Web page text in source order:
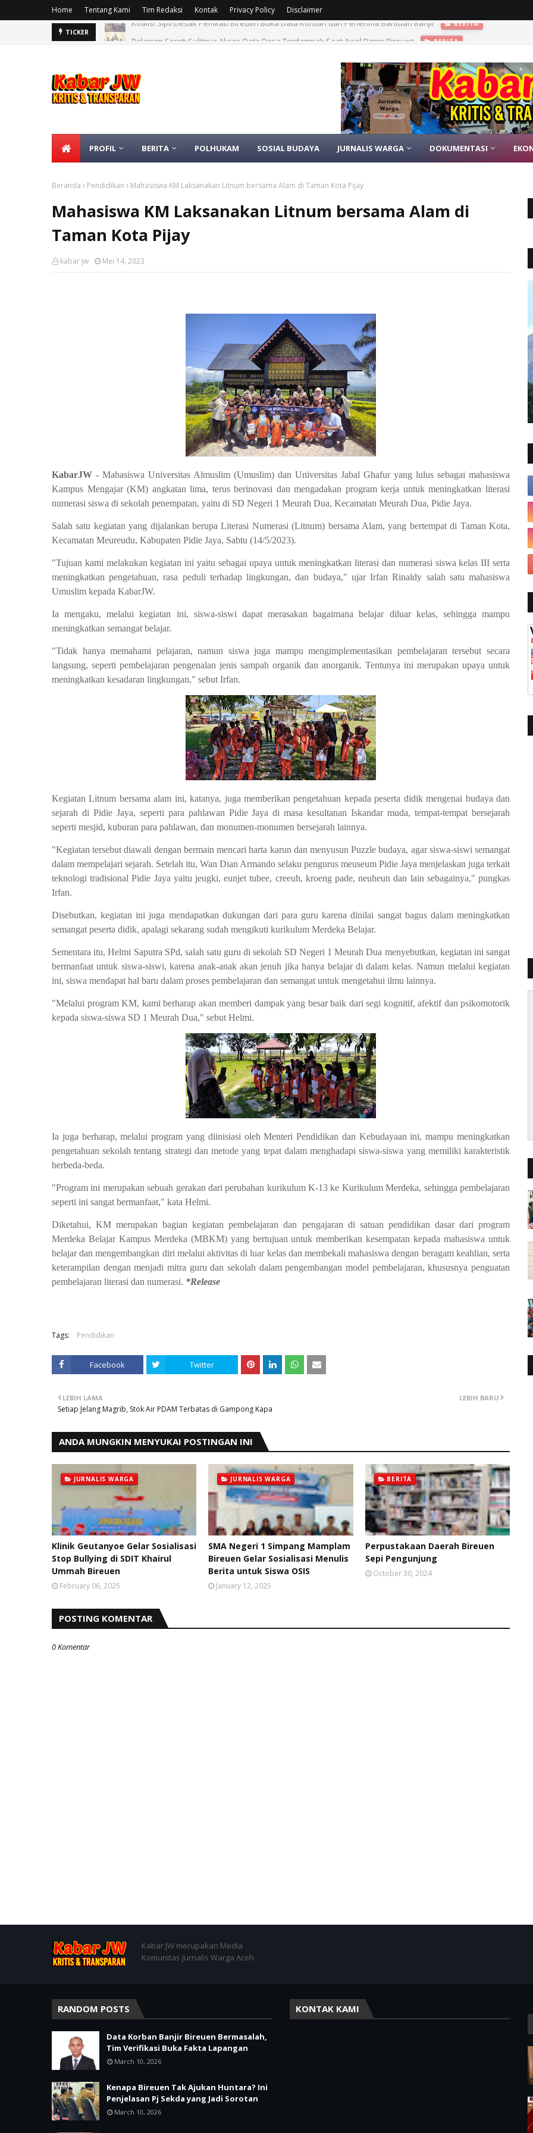
Home Tentang Kami Tim Redaksi Kontak Privacy Policy Disclaimer
TICKER
PROFIL BERITA POLHUKAM SOSIAL BUDAYA JURNALIS WARGA DOKUMENTASI
Beranda Pendidikan Mahasiswa KM Laksanakan Litnum bersama Alam di Taman Kota Pijay
Mahasiswa KM Laksanakan Litnum bersama Alam di
Taman Kota Pijay
kabar jw Mei 14, 2023
KabarJW - Mahasiswa Universitas Almuslim (Umuslim) dan Universitas Jabal Ghafur yang lulus sebagai mahasiswa
Kampus Mengajar (KM) angkatan lima, terus berinovasi dan mengadakan program kerja untuk meningkatkan literasi
numerasi siswa di sekolah penempatan, yaitu di SD Negeri 1 Meurah Dua, Kecamatan Meurah Dua, Pidie Jaya.
Salah satu kegiatan yang dijalankan berupa Literasi Numerasi (Litnum) bersama Alam, yang bertempat di Taman Kota,
Kecamatan Meureudu, Kabupaten Pidie Jaya, Sabtu (14/5/2023).
"Tujuan kami melakukan kegiatan ini yaitu sebagai upaya untuk meningkatkan literasi dan numerasi siswa kelas III serta
meningkatkan pengetahuan, rasa peduli terhadap lingkungan, dan budaya," ujar Irfan Rinaldy salah satu mahasiswa
Umuslim kepada KabarJW.
Ia mengaku, melalui kegiatan ini, siswa-siswi dapat merasakan bagaimana belajar diluar kelas, sehingga mampu
meningkatkan semangat belajar.
"Tidak hanya memahami pelajaran, namun siswa juga mampu mengimplementasikan pembelajaran tersebut secara
langsung, seperti pembelajaran pengenalan jenis sampah organik dan anorganik. Tentunya ini merupakan upaya untuk
meningkatkan kesadaran lingkungan," sebut Irfan.
Kegiatan Litnum bersama alam ini, katanya, juga memberikan pengetahuan kepada peserta didik mengenai budaya dan
sejarah di Pidie Jaya, seperti para pahlawan Pidie Jaya di masa kesultanan Iskandar muda, tempat-tempat bersejarah
seperti mesjid, kuburan para pahlawan, dan monumen-monumen bersejarah lainnya.
"Kegiatan tersebut diawali dengan bermain mencari harta karun dan menyusun Puzzle budaya, agar siswa-siswi semangat
dalam mempelajari sejarah. Setelah itu, Wan Dian Armando selaku pengurus meuseum Pidie Jaya menjelaskan juga terkait
teknologi tradisional Pidie Jaya yaitu jeugki, eunjet tubee, creeuh, kroeng pade, neuheun dan lain sebagainya," pungkas
Irfan.
Disebutkan, kegiatan ini juga mendapatkan dukungan dari para guru karena dinilai sangat bagus dalam meningkatkan
semangat peserta didik, apalagi sekarang sudah mengikuti kurikulum Merdeka Belajar.
Sementara itu, Helmi Saputra SPd, salah satu guru di sekolah SD Negeri 1 Meurah Dua menyebutkan, kegiatan ini sangat
bermanfaat untuk siswa-siswi, karena anak-anak akan jenuh jika hanya belajar di dalam kelas. Namun melalui kegiatan
ini, siswa mendapat hal baru dalam proses pembelajaran dan semangat untuk mengetahui ilmu lainnya.
"Melalui program KM, kami berharap akan memberi dampak yang besar baik dari segi kognitif, afektif dan psikomotorik
kepada siswa-siswa SD 1 Meurah Dua," sebut Helmi.
Ia juga berharap, melalui program yang diinisiasi oleh Menteri Pendidikan dan Kebudayaan ini, mampu meningkatkan
pengetahuan sekolah tentang strategi dan metode yang tepat dalam menghadapi siswa-siswa yang memiliki karakteristik
berbeda-beda.
"Program ini merupakan sebuah gerakan dari perubahan kurikulum K-13 ke Kurikulum Merdeka, sehingga pembelajaran
seperti ini sangat bermanfaat," kata Helmi.
Diketahui, KM merupakan bagian kegiatan pembelajaran dan pengajaran di satuan pendidikan dasar dari program
Merdeka Belajar Kampus Merdeka (MBKM) yang bertujuan untuk memberikan kesempatan kepada mahasiswa untuk
belajar dan mengembangkan diri melalui aktivitas di luar kelas dan membekali mahasiswa dengan beragam keahlian, serta
keterampilan dengan menjadi mitra guru dan sekolah dalam pengembangan model pembelajaran, khususnya penguatan
pembelajaran literasi dan numerasi. *Release
Tags: Pendidikan
Facebook Twitter
LEBIH BARU
LEBIH LAMA
Setiap Jelang Magrib, Stok Air PDAM Terbatas di Gampong Kapa
ANDA MUNGKIN MENYUKAI POSTINGAN INI
JURNALIS WARGA
Klinik Geutanyoe Gelar Sosialisasi
Stop Bullying di SDIT Khairul
Ummah Bireuen
February 06, 2025
JURNALIS WARGA
SMA Negeri 1 Simpang Mamplam
Bireuen Gelar Sosialisasi Menulis
Berita untuk Siswa OSIS
January 12, 2025
BERITA
Perpustakaan Daerah Bireuen
Sepi Pengunjung
October 30, 2024
POSTING KOMENTAR
0 Komentar
Kabar JW merupakan Media
Komunitas Jurnalis Warga Aceh
RANDOM POSTS
Data Korban Banjir Bireuen Bermasalah,
Tim Verifikasi Buka Fakta Lapangan
March 10, 2026
Kenapa Bireuen Tak Ajukan Huntara? Ini
Penjelasan Pj Sekda yang Jadi Sorotan
March 10, 2026
KONTAK KAMI